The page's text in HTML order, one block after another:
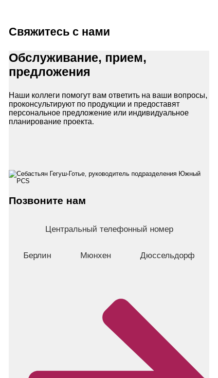
Свяжитесь с нами
Обслуживание, прием,
предложения
Наши коллеги помогут вам ответить на ваши вопросы,
проконсультируют по продукции и предоставят
персональное предложение или индивидуальное
планирование проекта.
Позвоните нам
Центральный телефонный номер
Берлин Мюнхен Дюссельдорф